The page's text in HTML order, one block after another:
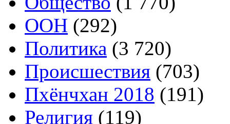
ООН (292)
Политика (3 720)
Происшествия (703)
Пхёнчхан 2018 (191)
Религия (119)